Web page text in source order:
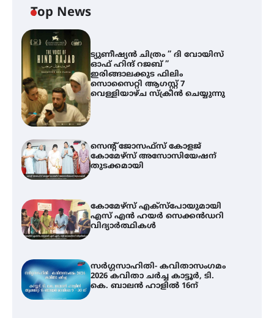
Top News
ട്യുണീഷ്യൻ ചിത്രം ” ദി വോയിസ്
ഓഫ് ഹിന്ദ് റജബ് ”
ഇരിങ്ങാലക്കുട ഫിലിം
സൊസൈറ്റി ആഗസ്റ്റ് 7
വെള്ളിയാഴ്ച സ്‌ക്രീൻ ചെയ്യുന്നു
സെന്റ് ജോസഫ്സ് കോളജ്
കോമേഴ്‌സ് അസോസിയേഷന്
തുടക്കമായി
കോമേഴ്സ് എക്സ്പോയുമായി
എസ് എൻ ഹയർ സെക്കൻഡറി
വിദ്യാർത്ഥികൾ
സർഗ്ഗസാഹിതി- കവിതാസംഗമം
2026 കവിതാ ചർച്ച കാട്ടൂർ, ടി.
കെ. ബാലൻ ഹാളിൽ 16ന്